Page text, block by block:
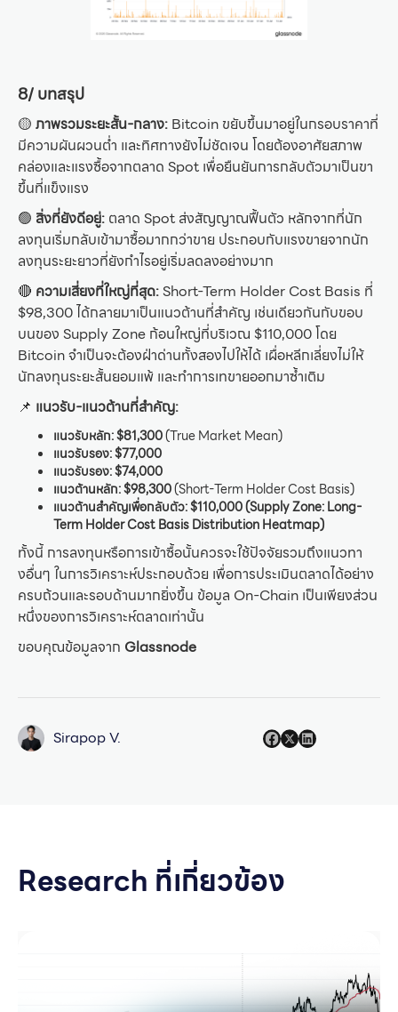
8/ บทสรุป
🟡 ภาพรวมระยะสั้น-กลาง: Bitcoin ขยับขึ้นมาอยู่ในกรอบราคาที่
มีความผันผวนต่ำ และทิศทางยังไม่ชัดเจน โดยต้องอาศัยสภาพ
คล่องและแรงซื้อจากตลาด Spot เพื่อยืนยันการกลับตัวมาเป็นขา
ขึ้นที่แข็งแรง
🟢 สิ่งที่ยังดีอยู่: ตลาด Spot ส่งสัญญาณฟื้นตัว หลักจากที่นัก
ลงทุนเริ่มกลับเข้ามาซื้อมากกว่าขาย ประกอบกับแรงขายจากนัก
ลงทุนระยะยาวที่ยังกำไรอยู่เริ่มลดลงอย่างมาก
🔴 ความเสี่ยงที่ใหญ่ที่สุด:Short-Term Holder Cost Basis ที่
$98,300 ได้กลายมาเป็นแนวต้านที่สำคัญ เช่นเดียวกันกับขอบ
บนของ Supply Zone ก้อนใหญ่ที่บริเวณ $110,000 โดย
Bitcoin จำเป็นจะต้องฝ่าด่านทั้งสองไปให้ได้ เผื่อหลีกเลี่ยงไม่ให้
นักลงทุนระยะสั้นยอมแพ้ และทำการเทขายออกมาซ้ำเติม
📌 แนวรับ-แนวต้านที่สำคัญ:
แนวรับหลัก:$81,300(True Market Mean)
แนวรับรอง:$77,000
แนวรับรอง: $74,000
แนวต้านหลัก:$98,300(Short-Term Holder Cost Basis)
แนวต้านสำคัญเพื่อกลับตัว:$110,000 (Supply Zone: Long-
Term Holder Cost Basis Distribution Heatmap)
ทั้งนี้ การลงทุนหรือการเข้าซื้อนั้นควรจะใช้ปัจจัยรวมถึงแนวทา
งอื่นๆ ในการวิเคราะห์ประกอบด้วย เพื่อการประเมินตลาดได้อย่าง
ครบถ้วนและรอบด้านมากยิ่งขึ้น ข้อมูล On-Chain เป็นเพียงส่วน
หนึ่งของการวิเคราะห์ตลาดเท่านั้น
ขอบคุณข้อมูลจาก Glassnode
Sirapop V.
Research ที่เกี่ยวข้อง